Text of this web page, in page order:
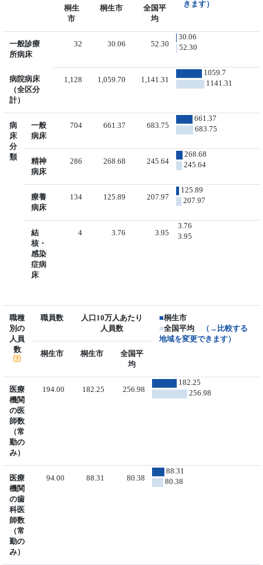
きます）
桐生
市
桐生市
全国平
均
一般診療
所病床
32 30.06 52.30
30.06
52.30
病院病床
（全区分
計）
1,128 1,059.70 1,141.31
1059.7
1141.31
病
床
分
類
一般
病床
704 661.37 683.75
661.37
683.75
精神
病床
286 268.68 245.64
268.68
245.64
療養
病床
134 125.89 207.97
125.89
207.97
結
核・
感染
症病
床
4 3.76 3.95
3.76
3.95
職種
別の
人員
数
職員数
人口10万人あたり
人員数
■桐生市
■全国平均
（→比較する
地域を変更できます）
桐生市
桐生市
全国平
均
医療
機関
の医
師数
（常
勤の
み）
194.00 182.25 256.98
182.25
256.98
医療
機関
の歯
科医
師数
（常
勤の
み）
94.00 88.31 80.38
88.31
80.38